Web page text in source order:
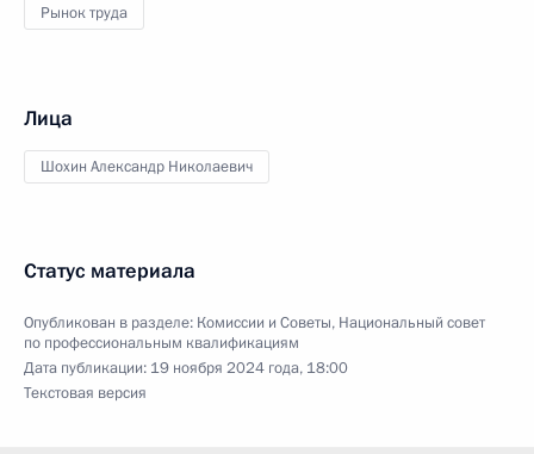
Рынок труда
Лица
Шохин Александр Николаевич
Статус материала
Опубликован в разделе: Комиссии и Советы, Национальный совет
по профессиональным квалификациям
Дата публикации: 19 ноября 2024 года, 18:00
Текстовая версия